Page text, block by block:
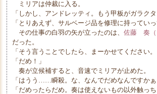
ミリアは仲裁に入る。
「しかし、アンドレッティ。もう甲板がガラク
「とりあえず、サルベージ品を修理に持ってい
その仕事の白羽の矢が立ったのは、 佐藤 奏（
だった。
「そう言うことでしたら、まーかせてください
「だめ！」
奏が立候補すると、音速でミリアが止めた。
「はうう……瞬殺。な、なんでだめなんですかぁ
「だめったらだめ。奏は使えないもの以外触っ